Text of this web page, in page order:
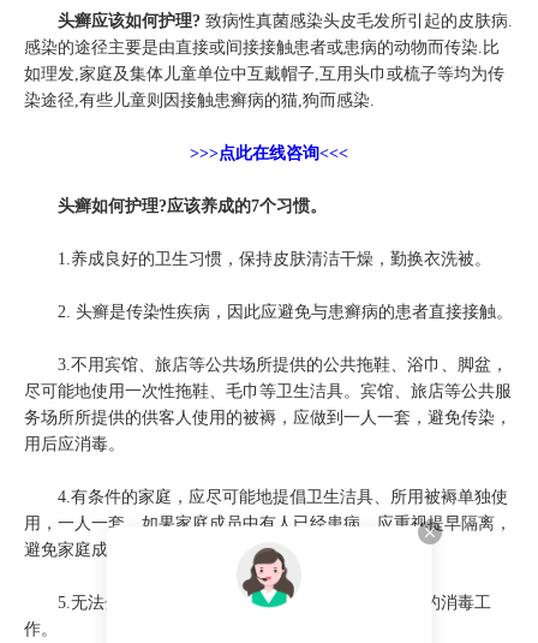
头癣应该如何护理? 致病性真菌感染头皮毛发所引起的皮肤病.
感染的途径主要是由直接或间接接触患者或患病的动物而传染.比
如理发,家庭及集体儿童单位中互戴帽子,互用头巾或梳子等均为传
染途径,有些儿童则因接触患癣病的猫,狗而感染.
>>>点此在线咨询<<<
头癣如何护理?应该养成的7个习惯。
1.养成良好的卫生习惯，保持皮肤清洁干燥，勤换衣洗被。
2. 头癣是传染性疾病，因此应避免与患癣病的患者直接接触。
3.不用宾馆、旅店等公共场所提供的公共拖鞋、浴巾、脚盆，
尽可能地使用一次性拖鞋、毛巾等卫生洁具。宾馆、旅店等公共服
务场所所提供的供客人使用的被褥，应做到一人一套，避免传染，
用后应消毒。
4.有条件的家庭，应尽可能地提倡卫生洁具、所用被褥单独使
用，一人一套。如果家庭成员中有人已经患病，应重视提早隔离，
避免家庭成员之间相互传染。
5.无法分开的公共设施，如浴盆等，应注意使用前的消毒工
作。